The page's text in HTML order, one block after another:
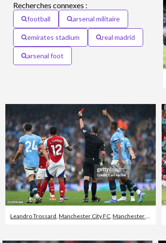
Recherches connexes :
football arsenal militaire
emirates stadium real madrid
arsenal foot
Leandro Trossard,Manchester City FC,Manchester - Angleterre